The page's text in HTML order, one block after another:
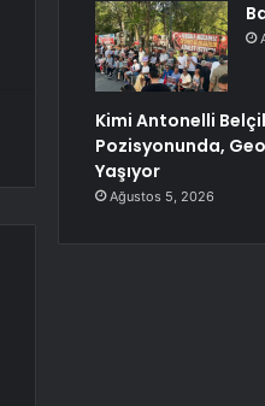
Kimi Antonelli
Pozisyonunda,
Yaşıyor
Ağustos 5, 2026